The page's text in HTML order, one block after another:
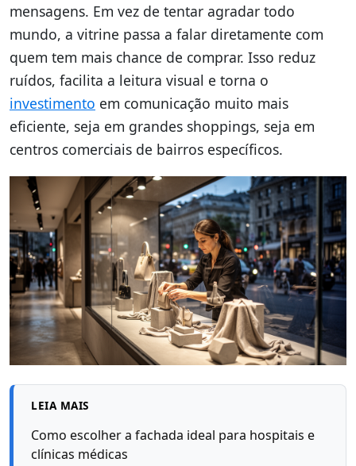
mensagens. Em vez de tentar agradar todo
mundo, a vitrine passa a falar diretamente com
quem tem mais chance de comprar. Isso reduz
ruídos, facilita a leitura visual e torna o
investimento em comunicação muito mais
eficiente, seja em grandes shoppings, seja em
centros comerciais de bairros específicos.
LEIA MAIS
Como escolher a fachada ideal para hospitais e
clínicas médicas